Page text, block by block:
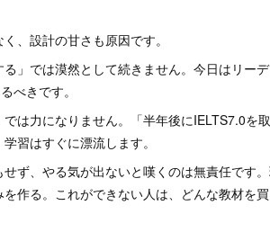
、設計の甘さも原因です。
」では漠然として続きません。今日はリー
べきです。
は力になりません。「半年後にIELTS7.0を
習はすぐに漂流します。
ず、やる気が出ないと嘆くのは無責任です
作る。これができない人は、どんな教材を